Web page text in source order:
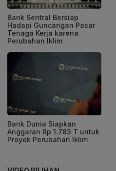
Bank Sentral Bersiap
Hadapi Guncangan Pasar
Tenaga Kerja karena
Perubahan Iklim
Bank Dunia Siapkan
Anggaran Rp 1.783 T untuk
Proyek Perubahan Iklim